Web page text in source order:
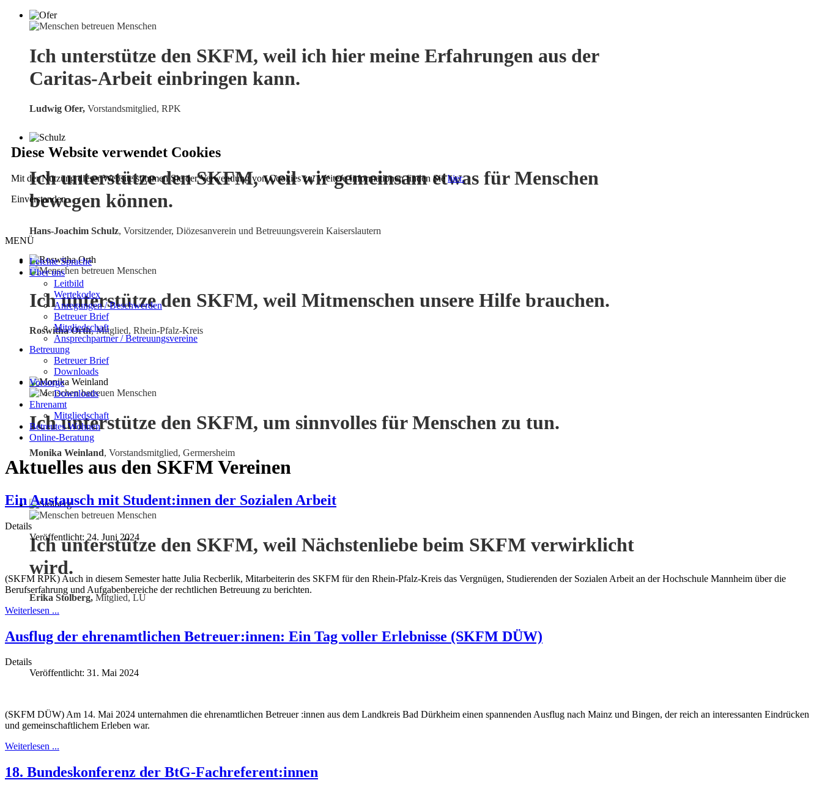
Ich unterstütze den SKFM, weil ich hier meine Erfahrungen aus der
Caritas-Arbeit einbringen kann.
Ludwig Ofer, Vorstandsmitglied, RPK
Ich unterstütze den SKFM, weil wir gemeinsam etwas für Menschen
bewegen können.
Hans-Joachim Schulz, Vorsitzender, Diözesanverein und Betreuungsverein Kaiserslautern
Ich unterstütze den SKFM, weil Mitmenschen unsere Hilfe brauchen.
Roswitha Orth, Mitglied, Rhein-Pfalz-Kreis
Ich unterstütze den SKFM, um sinnvolles für Menschen zu tun.
Monika Weinland, Vorstandsmitglied, Germersheim
Ich unterstütze den SKFM, weil Nächstenliebe beim SKFM verwirklicht
wird.
Erika Stolberg, Mitglied, LU
Diese Website verwendet Cookies
Mit der Nutzung dieser Website stimmen Sie der Verwendung von Cookies zu. Weitere Informationen finden Siehier.
Einverstanden
MENÜ
Leichte Sprache
Über uns
Leitbild
Wertekodex
Anregungen / Beschwerden
Betreuer Brief
Mitgliedschaft
Ansprechpartner / Betreuungsvereine
Betreuung
Betreuer Brief
Downloads
Vorsorge
Downloads
Ehrenamt
Mitgliedschaft
Betreutes Wohnen
Online-Beratung
Aktuelles aus den SKFM Vereinen
Ein Austausch mit Student:innen der Sozialen Arbeit
Details
Veröffentlicht: 24. Juni 2024
(SKFM RPK) Auch in diesem Semester hatte Julia Recberlik, Mitarbeiterin des SKFM für den Rhein-Pfalz-Kreis das Vergnügen, Studierenden der Sozialen Arbeit an der Hochschule Mannheim über die
Berufserfahrung und Aufgabenbereiche der rechtlichen Betreuung zu berichten.
Weiterlesen ...
Ausflug der ehrenamtlichen Betreuer:innen: Ein Tag voller Erlebnisse (SKFM DÜW)
Details
Veröffentlicht: 31. Mai 2024
(SKFM DÜW) Am 14. Mai 2024 unternahmen die ehrenamtlichen Betreuer :innen aus dem Landkreis Bad Dürkheim einen spannenden Ausflug nach Mainz und Bingen, der reich an interessanten Eindrücken
und gemeinschaftlichem Erleben war.
Weiterlesen ...
18. Bundeskonferenz der BtG-Fachreferent:innen